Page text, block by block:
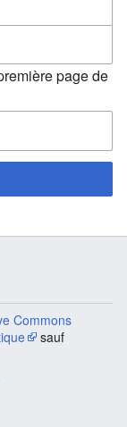
page de
Commons
sauf